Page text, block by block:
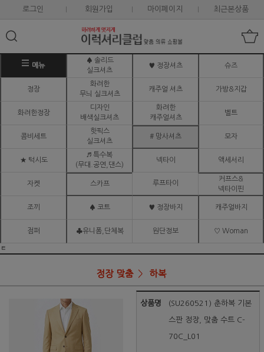
로그인 회원가입 마이페이지 최근본상품
메뉴
♠ 솔리드
실크셔츠
♥ 정장셔츠 슈즈
정장
화려한
무늬 실크셔츠
캐주얼 셔츠 가방&지갑
화려한정장
디자인
배색실크셔츠
화려한
캐주얼셔츠
벨트
콤비세트
핫픽스
실크셔츠
# 망사셔츠 모자
★ 턱시도
♬ 특수복
(무대.공연,댄스)
넥타이 액세서리
자켓 스카프 루프타이
커프스&
넥타이핀
조끼 ♠ 코트 ♥ 정장바지 캐주얼바지
점퍼 ♣유니폼,단체복 원단정보 ♡ Woman
ㅌ
정장 맞춤 하복
상품명 (SU260521) 춘하복 기본
스판 정장, 맞춤 수트 C-
70C_L01